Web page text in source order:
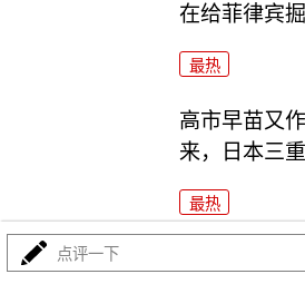
在给菲律宾掘
最热
高市早苗又
来，日本三
最热
央视：空警600横空出世，美
点评一下